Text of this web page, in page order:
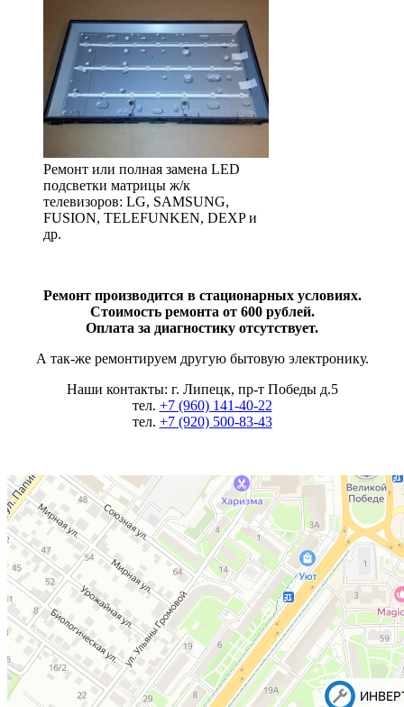
Ремонт или полная замена LED
подсветки матрицы ж/к
телевизоров: LG, SAMSUNG,
FUSION, TELEFUNKEN, DEXP и
др.
Ремонт производится в стационарных условиях.
Стоимость ремонта от 600 рублей.
Оплата за диагностику отсутствует.
А так-же ремонтируем другую бытовую электронику.
Наши контакты: г. Липецк, пр-т Победы д.5
тел. +7 (960) 141-40-22
тел. +7 (920) 500-83-43